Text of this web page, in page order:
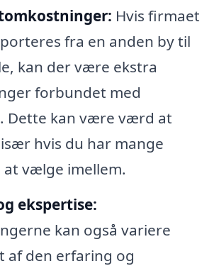
Hvis firmaet
fra en anden by til
kan der være ekstra
forbundet med
Dette kan være værd at
hvis du har mange
vælge imellem.
ekspertise:
kan også variere
af den erfaring og